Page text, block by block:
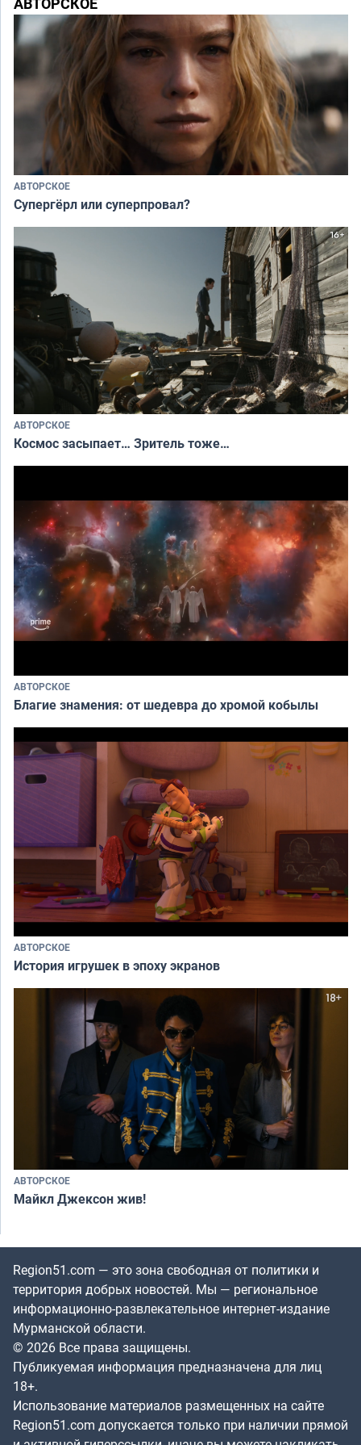
АВТОРСКОЕ
Супергёрл или суперпровал?
АВТОРСКОЕ
Космос засыпает… Зритель тоже…
АВТОРСКОЕ
Благие знамения: от шедевра до хромой кобылы
АВТОРСКОЕ
История игрушек в эпоху экранов
АВТОРСКОЕ
Майкл Джексон жив!
Region51.com — это зона свободная от политики и
территория добрых новостей. Мы — региональное
информационно-развлекательное интернет-издание
Мурманской области.
© 2026 Все права защищены.
Публикуемая информация предназначена для лиц
18+.
Использование материалов размещенных на сайте
Region51.com допускается только при наличии прямой